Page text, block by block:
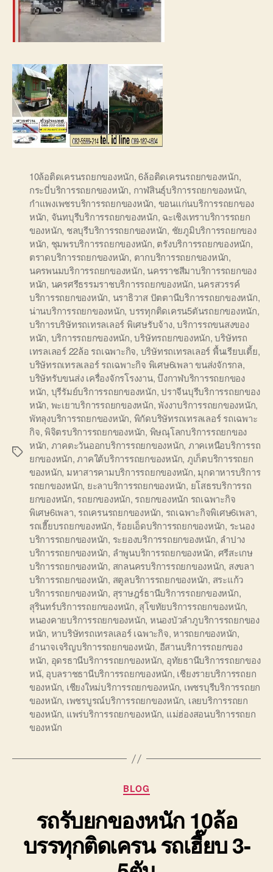
Tags
10ล้อติดเครนรถยกของหนัก,6ล้อติดเครนรถยกของหนัก,
กระบี่บริการรถยกของหนัก, กาฬสินธุ์บริการรถยกของหนัก,
กำแพงเพชรบริการรถยกของหนัก, ขอนแก่นบริการรถยกของ
หนัก, จันทบุรีบริการรถยกของหนัก, ฉะเชิงเทราบริการรถยก
ของหนัก, ชลบุรีบริการรถยกของหนัก, ชัยภูมิบริการรถยกของ
หนัก, ชุมพรบริการรถยกของหนัก, ตรังบริการรถยกของหนัก,
ตราดบริการรถยกของหนัก, ตากบริการรถยกของหนัก,
นครพนมบริการรถยกของหนัก, นครราชสีมาบริการรถยกของ
หนัก, นครศรีธรรมราชบริการรถยกของหนัก, นครสวรรค์
บริการรถยกของหนัก, นราธิวาส ปัตตานีบริการรถยกของหนัก,
น่านบริการรถยกของหนัก, บรรทุกติดเครน5ตันรถยกของหนัก,
บริการบริษัทรถเทรลเลอร์ พิเศษรับจ้าง,บริการรถขนสงของ
หนัก, บริการรถยกของหนัก,บริษัทรถยกของหนัก,บริษัทรถ
เทรลเลอร์ 22ล้อ รถเฉพาะกิจ, บริษัทรถเทรลเลอร์ พื้นเรียบเตี้ย,
บริษัทรถเทรลเลอร์ รถเฉพาะกิจ พิเศษ6เพลา ขนส่งจักรกล,
บริษัทรับขนส่ง เครื่องจักรโรงงาน,บึงกาฬบริการรถยกของ
หนัก, บุรีรัมย์บริการรถยกของหนัก,ปราจีนบุรีบริการรถยกของ
หนัก, พะเยาบริการรถยกของหนัก,พังงาบริการรถยกของหนัก,
พัทลุงบริการรถยกของหนัก, พิกัดบริษัทรถเทรลเลอร์ รถเฉพาะ
กิจ,พิจิตรบริการรถยกของหนัก, พิษณุโลกบริการรถยกของ
หนัก, ภาคตะวันออกบริการรถยกของหนัก, ภาคเหนือบริการรถ
ยกของหนัก,ภาคใต้บริการรถยกของหนัก, ภูเก็ตบริการรถยก
ของหนัก, มหาสารคามบริการรถยกของหนัก, มุกดาหารบริการ
รถยกของหนัก, ยะลาบริการรถยกของหนัก, ยโสธรบริการรถ
ยกของหนัก, รถยกของหนัก, รถยกของหนัก รถเฉพาะกิจ
พิเศษ6เพลา, รถเครนรถยกของหนัก, รถเฉพาะกิจพิเศษ6เพลา,
รถเฮี๊ยบรถยกของหนัก, ร้อยเอ็ดบริการรถยกของหนัก, ระนอง
บริการรถยกของหนัก, ระยองบริการรถยกของหนัก, ลำปาง
บริการรถยกของหนัก, ลำพูนบริการรถยกของหนัก, ศรีสะเกษ
บริการรถยกของหนัก, สกลนครบริการรถยกของหนัก, สงขลา
บริการรถยกของหนัก, สตูลบริการรถยกของหนัก, สระแก้ว
บริการรถยกของหนัก, สุราษฎร์ธานีบริการรถยกของหนัก,
สุรินทร์บริการรถยกของหนัก, สุโขทัยบริการรถยกของหนัก,
หนองคายบริการรถยกของหนัก, หนองบัวลำภูบริการรถยกของ
หนัก, หาบริษัทรถเทรลเลอร์ เฉพาะกิจ,หารถยกของหนัก,
อำนาจเจริญบริการรถยกของหนัก, อีสานบริการรถยกของ
หนัก, อุดรธานีบริการรถยกของหนัก, อุทัยธานีบริการรถยกของ
หนั, อุบลราชธานีบริการรถยกของหนัก, เชียงรายบริการรถยก
ของหนัก, เชียงใหม่บริการรถยกของหนัก, เพชรบุรีบริการรถยก
ของหนัก, เพชรบูรณ์บริการรถยกของหนัก, เลยบริการรถยก
ของหนัก, แพร่บริการรถยกของหนัก, แม่ฮ่องสอนบริการรถยก
ของหนัก
Categories
BLOG
รถรับยกของหนัก 10ล้อ
บรรทุกติดเครน รถเฮี๊ยบ 3-